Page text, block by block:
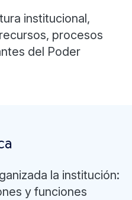
institucional,
procesos
del Poder
la institución:
y funciones